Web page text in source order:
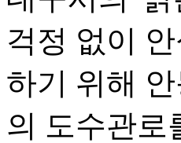
걱정 없이
하기 위해
의 도수관로